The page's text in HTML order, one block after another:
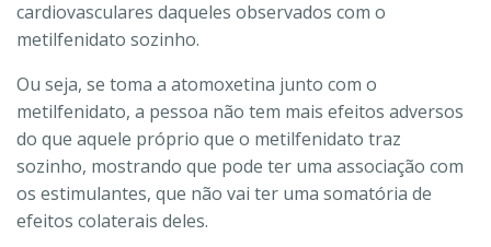
cardiovasculares daqueles observados com o
metilfenidato sozinho.
Ou seja, se toma a atomoxetina junto com o
metilfenidato, a pessoa não tem mais efeitos adversos
do que aquele próprio que o metilfenidato traz
sozinho, mostrando que pode ter uma associação com
os estimulantes, que não vai ter uma somatória de
efeitos colaterais deles.